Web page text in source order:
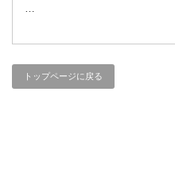
…
トップページに戻る